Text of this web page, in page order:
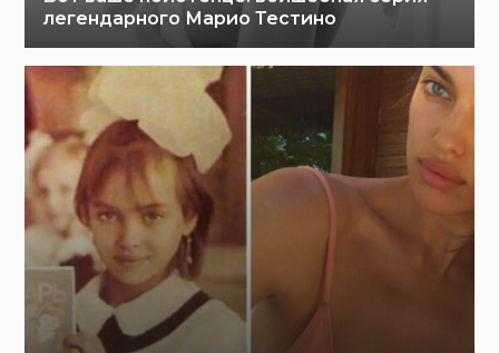
легендарного Марио Тестино